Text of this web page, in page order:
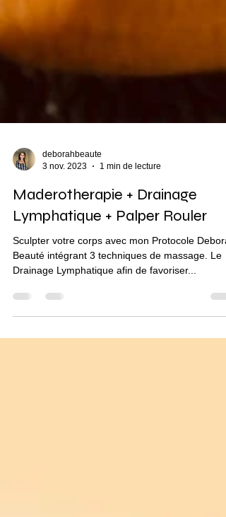
deborahbeaute
3 nov. 2023
1 min de lecture
Maderotherapie + Drainage
Lymphatique + Palper Rouler
Sculpter votre corps avec mon Protocole